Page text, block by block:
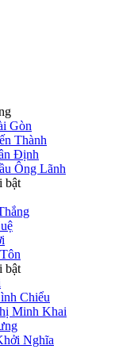
Gòn
Thành
Định
Ông Lãnh
bật
bật
Chiểu
Minh Khai
Nghĩa